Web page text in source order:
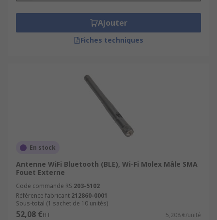
Ajouter
Fiches techniques
En stock
Antenne WiFi Bluetooth (BLE), Wi-Fi Molex Mâle SMA
Fouet Externe
Code commande RS 203-5102
Référence fabricant 212860-0001
Sous-total (1 sachet de 10 unités)
52,08 €HT 5,208 €/unité